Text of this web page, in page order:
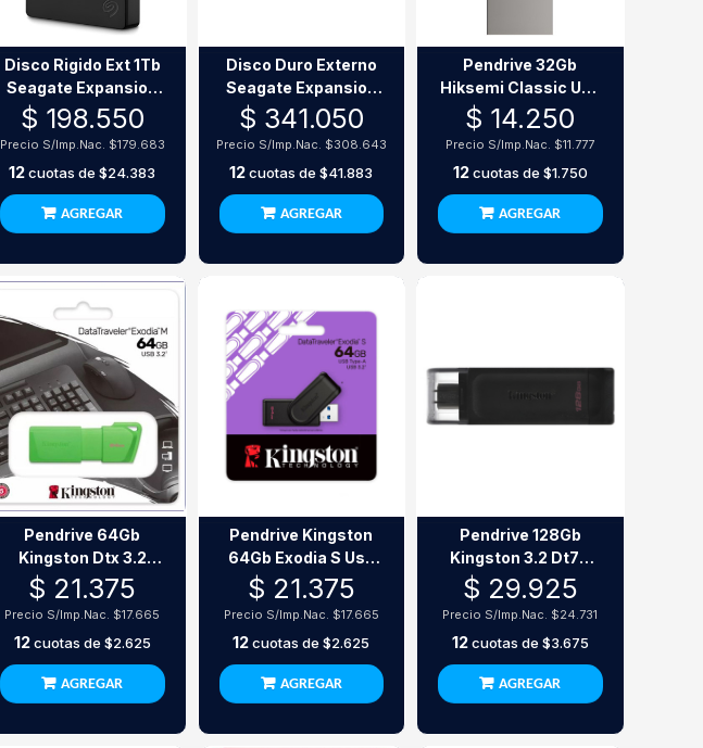
Disco Rigido Ext 1Tb
Seagate Expansion
Black 3.0
$ 198.550
Precio S/Imp.Nac. $179.683
12cuotas de$24.383
AGREGAR
Disco Duro Externo
Seagate Expansion
Portable 5Tb Usb
3.0
$ 341.050
Precio S/Imp.Nac. $308.643
12cuotas de$41.883
AGREGAR
Pendrive 32Gb
Hiksemi Classic Usb
3.0
$ 14.250
Precio S/Imp.Nac. $11.777
12cuotas de $1.750
AGREGAR
Pendrive 64Gb
Kingston Dtx 3.2
Exodia M Neon
Verde
$ 21.375
Precio S/Imp.Nac. $17.665
12cuotas de $2.625
AGREGAR
Pendrive Kingston
64Gb Exodia S Usb
3.2 Negro
$ 21.375
Precio S/Imp.Nac. $17.665
12cuotas de$2.625
AGREGAR
Pendrive 128Gb
Kingston 3.2 Dt70
Tipo C
$ 29.925
Precio S/Imp.Nac. $24.731
12cuotas de $3.675
AGREGAR